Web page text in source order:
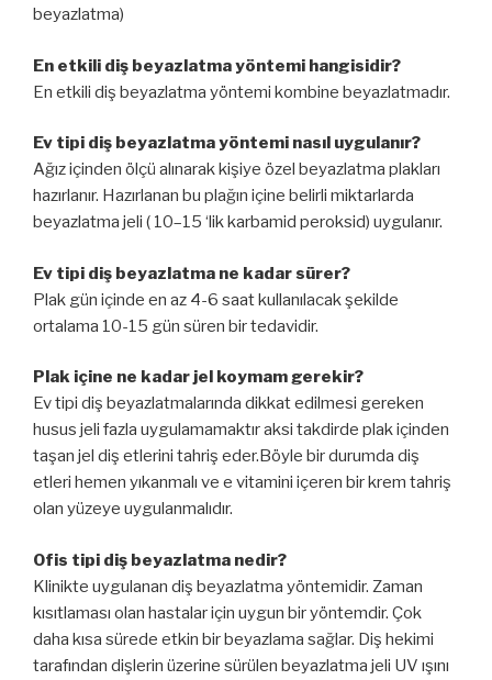
beyazlatma)
En etkili diş beyazlatma yöntemi hangisidir?
En etkili diş beyazlatma yöntemi kombine beyazlatmadır.
Ev tipi diş beyazlatma yöntemi nasıl uygulanır?
Ağız içinden ölçü alınarak kişiye özel beyazlatma plakları
hazırlanır. Hazırlanan bu plağın içine belirli miktarlarda
beyazlatma jeli ( 10–15 ‘lik karbamid peroksid) uygulanır.
Ev tipi diş beyazlatma ne kadar sürer?
Plak gün içinde en az 4-6 saat kullanılacak şekilde
ortalama 10-15 gün süren bir tedavidir.
Plak içine ne kadar jel koymam gerekir?
Ev tipi diş beyazlatmalarında dikkat edilmesi gereken
husus jeli fazla uygulamamaktır aksi takdirde plak içinden
taşan jel diş etlerini tahriş eder.Böyle bir durumda diş
etleri hemen yıkanmalı ve e vitamini içeren bir krem tahriş
olan yüzeye uygulanmalıdır.
Ofis tipi diş beyazlatma nedir?
Klinikte uygulanan diş beyazlatma yöntemidir. Zaman
kısıtlaması olan hastalar için uygun bir yöntemdir. Çok
daha kısa sürede etkin bir beyazlama sağlar. Diş hekimi
tarafından dişlerin üzerine sürülen beyazlatma jeli UV ışını